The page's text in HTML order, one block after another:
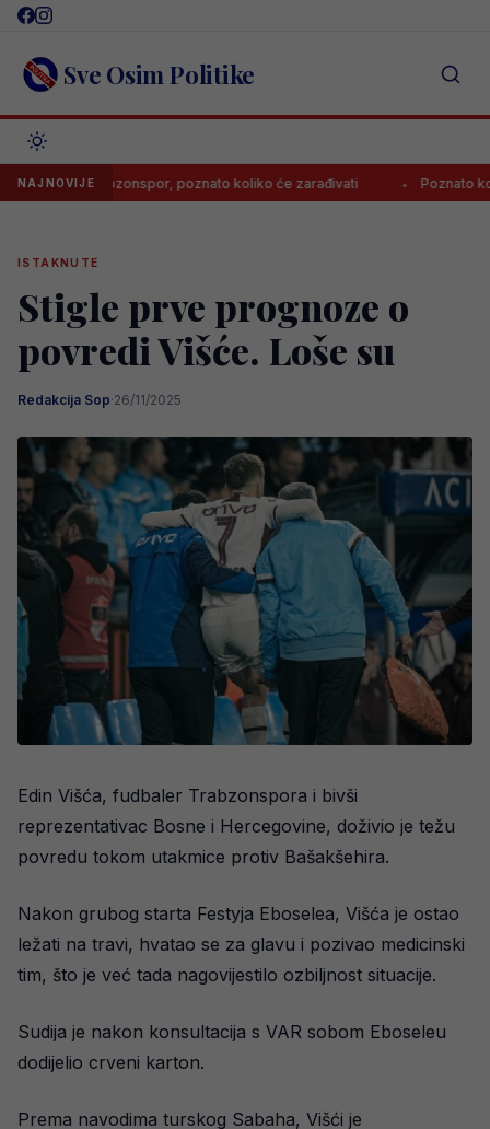
Skip
content Sve Osim Politike
NAJNOVIJE
za Trabzonspor, poznato koliko će zarađivati Poznato koliko
ISTAKNUTE
Stigle prve prognoze o
povredi Višće. Loše su
Redakcija Sop·26/11/2025
Edin Višća, fudbaler Trabzonspora i bivši
reprezentativac Bosne i Hercegovine, doživio je težu
povredu tokom utakmice protiv Bašakšehira.
Nakon grubog starta Festyja Eboselea, Višća je ostao
ležati na travi, hvatao se za glavu i pozivao medicinski
tim, što je već tada nagovijestilo ozbiljnost situacije.
Sudija je nakon konsultacija s VAR sobom Eboseleu
dodijelio crveni karton.
Prema navodima turskog Sabaha, Višći je